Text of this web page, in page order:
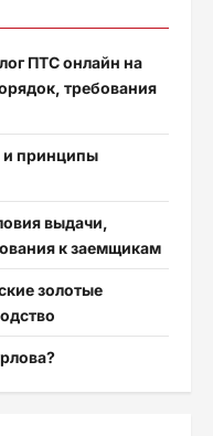
ПТС онлайн на
требования
и принципы
выдачи,
к заемщикам
золотые